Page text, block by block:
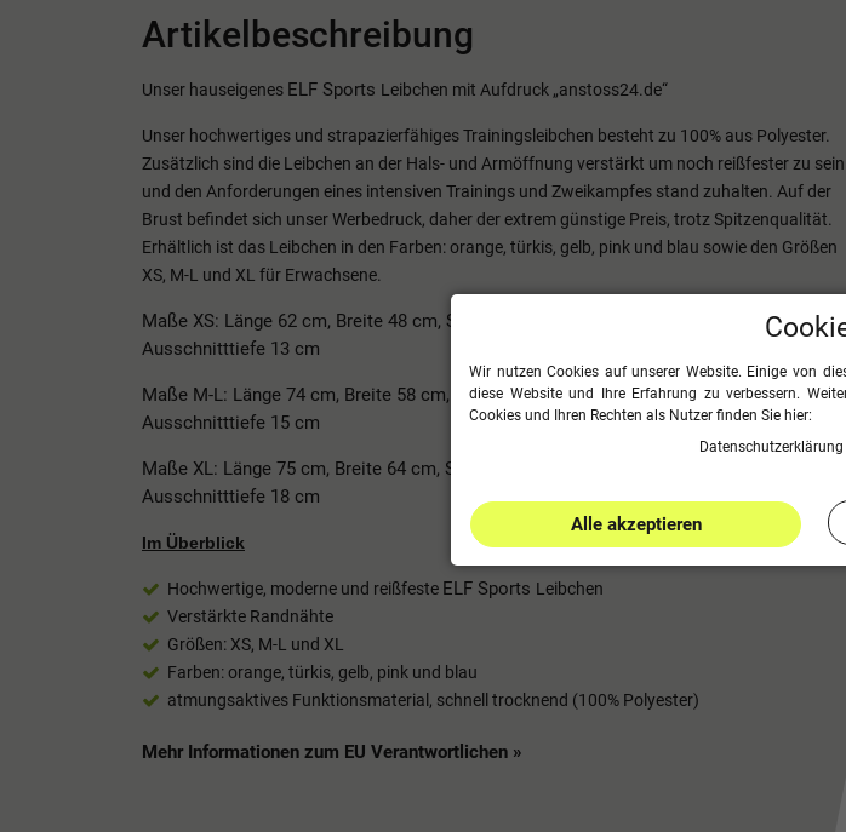
Artikelbeschreibung
Unser hauseigenes ELF Sports Leibchen mit Aufdruck „anstoss24.de“
Unser hochwertiges und strapazierfähiges Trainingsleibchen besteht zu 100% aus Polyester.
Zusätzlich sind die Leibchen an der Hals- und Armöffnung verstärkt um noch reißfester zu sein
und den Anforderungen eines intensiven Trainings und Zweikampfes stand zuhalten. Auf der
Brust befindet sich unser Werbedruck, daher der extrem günstige Preis, trotz Spitzenqualität.
Erhältlich ist das Leibchen in den Farben: orange, türkis, gelb, pink und blau sowie den Größen
XS, M-L und XL für Erwachsene.
Maße XS: Länge 62 cm, Breite 48 cm, Schulterbreite 32 cm, Armausschnitt 20 cm,
Ausschnitttiefe 13 cm
Maße M-L: Länge 74 cm, Breite 58 cm, Schulterbreite 36 cm, Armausschnitt 23 cm,
Ausschnitttiefe 15 cm
Maße XL: Länge 75 cm, Breite 64 cm, Schulterbreite 38 cm, Armausschnitt 28 cm,
Ausschnitttiefe 18 cm
Im Überblick
Hochwertige, moderne und reißfeste ELF Sports Leibchen
Verstärkte Randnähte
Größen: XS, M-L und XL
Farben: orange, türkis, gelb, pink und blau
atmungsaktives Funktionsmaterial, schnell trocknend (100% Polyester)
Mehr Informationen zum EU Verantwortlichen »
Wir nutzen Cookies auf unserer Website. Einige von
diese Website und Ihre Erfahrung zu verbessern.
Cookies und Ihren Rechten als Nutzer finden Sie hier:
Daten­schutz­erklärung
Alle akzeptieren